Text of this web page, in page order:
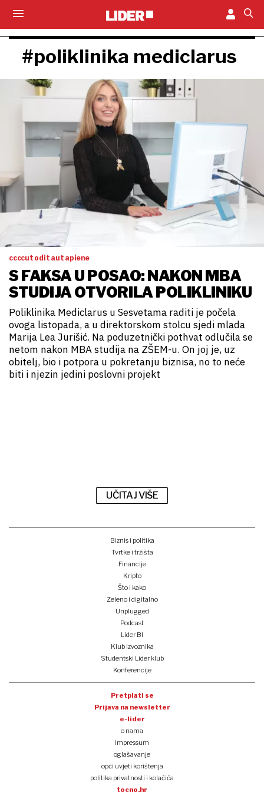
#poliklinika mediclarus
ccccut odit aut apiene
S FAKSA U POSAO: NAKON MBA
STUDIJA OTVORILA POLIKLINIKU
Poliklinika Mediclarus u Sesvetama raditi je počela
ovoga listopada, a u direktorskom stolcu sjedi mlada
Marija Lea Jurišić. Na poduzetnički pothvat odlučila se
netom nakon MBA studija na ZŠEM-u. On joj je, uz
obitelj, bio i potpora u pokretanju biznisa, no to neće
biti i njezin jedini poslovni projekt
UČITAJ VIŠE
Biznis i politika
Tvrtke i tržišta
Financije
Kripto
Što i kako
Zeleno i digitalno
Unplugged
Podcast
Lider BI
Klub izvoznika
Studentski Lider klub
Konferencije
Pretplati se
Prijava na newsletter
e-lider
o nama
impressum
oglašavanje
opći uvjeti korištenja
politika privatnosti i kolačića
tocno.hr